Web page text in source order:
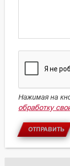
Нажимая на
обработку
ОТПРАВИТЬ